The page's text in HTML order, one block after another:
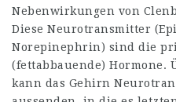
Nebenwirkungen von
Diese Neurotransmitter
Norepinephrin) sind die
(fettabbauende) Hormone.
kann das Gehirn